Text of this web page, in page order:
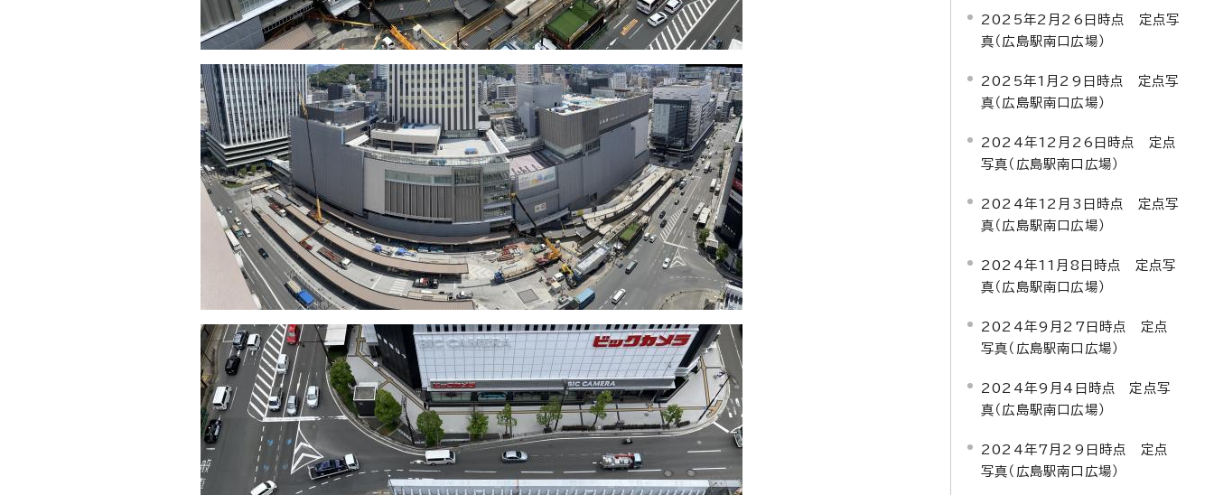
2025年2月26日時点 定点写
真（広島駅南口広場）
2025年1月29日時点 定点写
真（広島駅南口広場）
2024年12月26日時点 定点
写真（広島駅南口広場）
2024年12月3日時点 定点写
真（広島駅南口広場）
2024年11月8日時点 定点写
真（広島駅南口広場）
2024年9月27日時点 定点
写真（広島駅南口広場）
2024年9月4日時点 定点写
真（広島駅南口広場）
2024年7月29日時点 定点
写真（広島駅南口広場）